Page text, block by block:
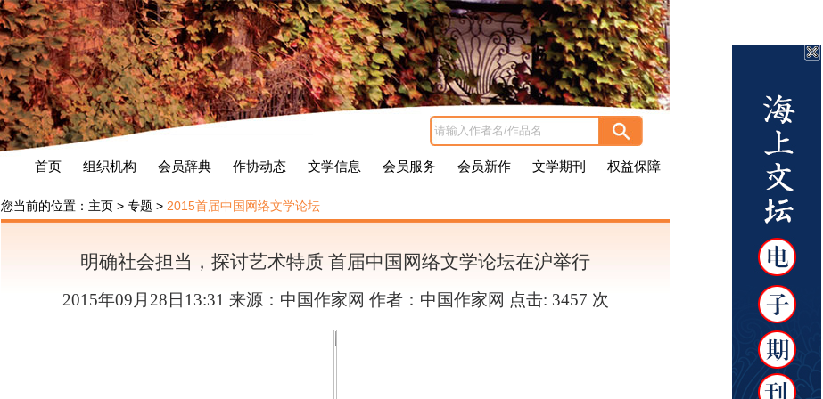
首页 组织机构 会员辞典 作协动态 文学信息 会员服务 会员新作 文学期刊 权益保障
您当前的位置： 主页 > 专题 > 2015首届中国网络文学论坛
明确社会担当，探讨艺术特质 首届中国网络文学论坛在沪举行
2015年09月28日13:31 来源：中国作家网 作者：中国作家网 点击: 3457 次